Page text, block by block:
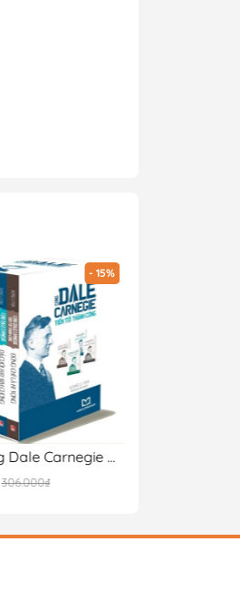
- 15%
Hộp Cùng Dale Carnegie Tiến Tới Thành Công (4 Cuốn)
306.000₫